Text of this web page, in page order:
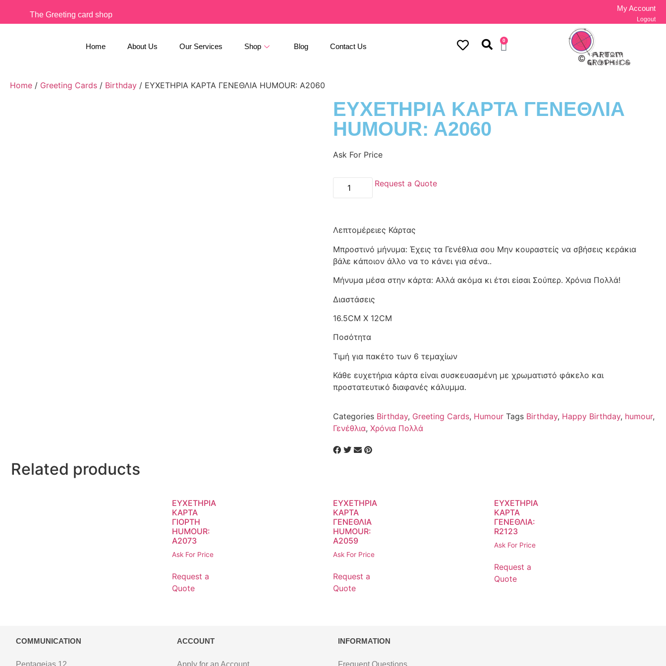
The Greeting card shop
My Account
Logout
Home About Us Our Services Shop Blog Contact Us
0
Home / Greeting Cards / Birthday / ΕΥΧΕΤΗΡΙΑ ΚΑΡΤΑ ΓΕΝΕΘΛΙΑ HUMOUR: A2060
ΕΥΧΕΤΗΡΙΑ ΚΑΡΤΑ ΓΕΝΕΘΛΙΑ
HUMOUR: A2060
Ask For Price
Request a Quote
Λεπτομέρειες Κάρτας
Μπροστινό μήνυμα: Έχεις τα Γενέθλια σου Μην κουραστείς να σβήσεις κεράκια
βάλε κάποιον άλλο να το κάνει για σένα..
Μήνυμα μέσα στην κάρτα: Αλλά ακόμα κι έτσι είσαι Σούπερ. Χρόνια Πολλά!
Διαστάσεις
16.5CM X 12CM
Ποσότητα
Τιμή για πακέτο των 6 τεμαχίων
Κάθε ευχετήρια κάρτα είναι συσκευασμένη με χρωματιστό φάκελο και
προστατευτικό διαφανές κάλυμμα.
Categories Birthday, Greeting Cards, Humour Tags Birthday, Happy Birthday, humour,
Γενέθλια, Χρόνια Πολλά
Related products
ΕΥΧΕΤΗΡΙΑ
ΚΑΡΤΑ
ΓΙΟΡΤΗ
HUMOUR:
Α2073
Ask For Price
Request a
Quote
ΕΥΧΕΤΗΡΙΑ
ΚΑΡΤΑ
ΓΕΝΕΘΛΙΑ
HUMOUR:
A2059
Ask For Price
Request a
Quote
ΕΥΧΕΤΗΡΙΑ
ΚΑΡΤΑ
ΓΕΝΕΘΛΙΑ:
R2123
Ask For Price
Request a
Quote
COMMUNICATION ACCOUNT INFORMATION